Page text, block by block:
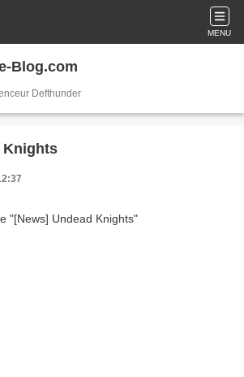
MENU
Blog.com
Defthunder
Knights